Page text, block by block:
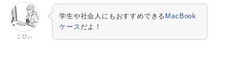
こびぃ
学生や社会人にもおすすめできる MacBook
ケース だよ！